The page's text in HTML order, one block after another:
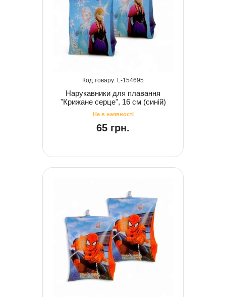
154695
Нарукавники для плавання
"Крижане серце", 16 см (синій)
65 грн.